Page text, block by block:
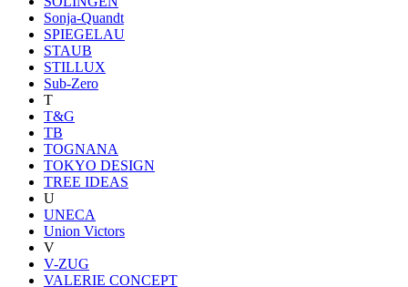
Sonja-Quandt
SPIEGELAU
STAUB
STILLUX
Sub-Zero
T
T&G
TB
TOGNANA
TOKYO DESIGN
TREE IDEAS
U
UNECA
Union Victors
V
V-ZUG
VALERIE CONCEPT